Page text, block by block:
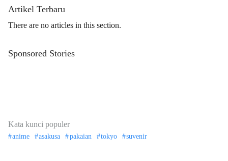
Artikel Terbaru
There are no articles in this section.
Sponsored Stories
Kata kunci populer
anime asakusa pakaian tokyo suvenir